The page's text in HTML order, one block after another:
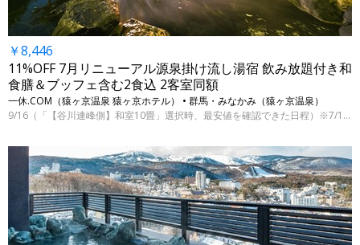
￥8,446
11%OFF 7月リニューアル源泉掛け流し湯宿 飲み放題付き和
食膳＆ブッフェ含む2食込 2客室同額
一休.COM（猿ヶ京温泉 猿ヶ京ホテル） • 群馬・みなかみ（猿ヶ京温泉）
9/16（「【谷川連峰側】和室10畳」選択時、最安値を確認できた日程）※7/15 9時時点
←